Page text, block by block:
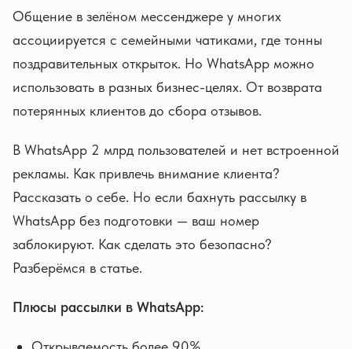
Общение в зелёном мессенджере у многих
ассоциируется с семейными чатиками, где тонны
поздравительных открыток. Но WhatsApp можно
использовать в разных бизнес-целях. От возврата
потерянных клиентов до сбора отзывов.
В WhatsApp 2 млрд пользователей и нет встроенной
рекламы. Как привлечь внимание клиента?
Рассказать о себе. Но если бахнуть рассылку в
WhatsApp без подготовки — ваш номер
заблокируют. Как сделать это безопасно?
Разберёмся в статье.
Плюсы рассылки в WhatsApp: